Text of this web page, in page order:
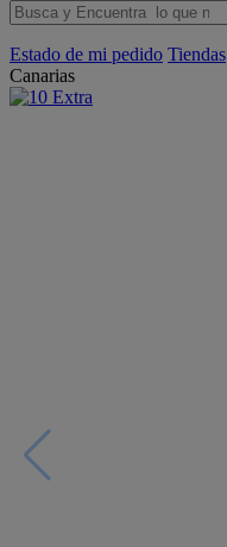
Estado de mi pedido Tiendas
Canarias